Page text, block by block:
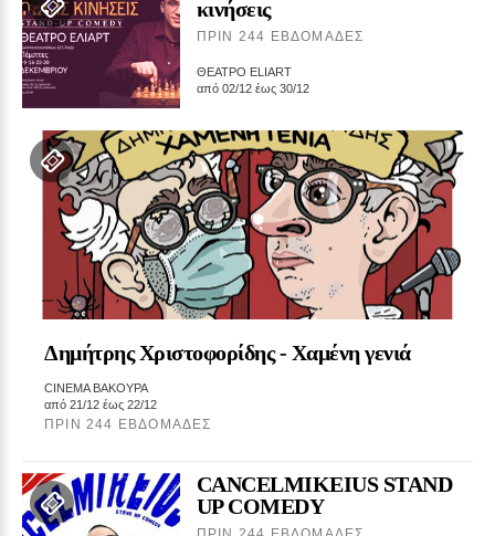
κινήσεις
ΠΡΙΝ 244 ΕΒΔΟΜΆΔΕΣ
ΘΕΑΤΡΟ ELIART
από 02/12 έως 30/12
Δημήτρης Χριστοφορίδης ‑ Χαμένη γενιά
CINEMA ΒΑΚΟΥΡΑ
από 21/12 έως 22/12
ΠΡΙΝ 244 ΕΒΔΟΜΆΔΕΣ
CANCELMIKEIUS STAND
UP COMEDY